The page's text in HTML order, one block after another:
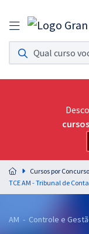
Assinatura
Acesso a todos os
Assinatura OAB
Acesso ilimitado a
Residências
Preparação completa
residências em saúde
Cursos por Concurso
AM - Controle e